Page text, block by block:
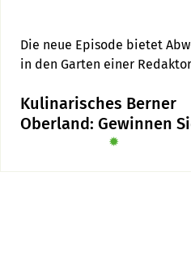
Die neue Episode bietet
in den Garten einer
Kulinarisches Berner
Oberland: Gewinnen
das Buch «Alpe-
✹